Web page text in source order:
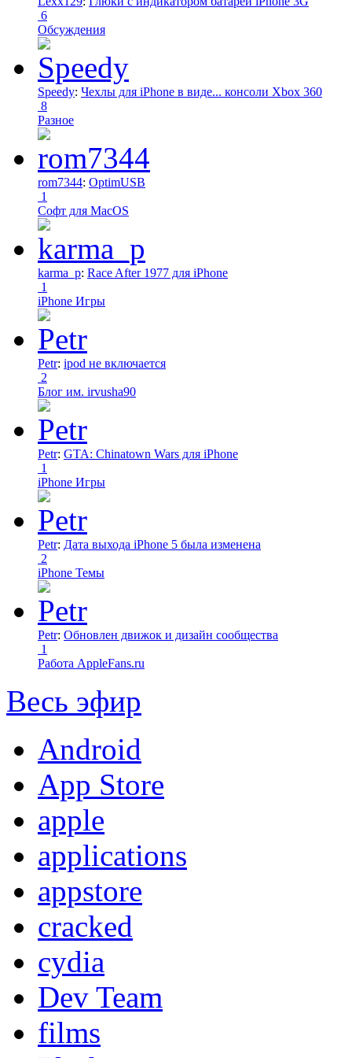
6
Обсуждения
Speedy: Чехлы для iPhone в виде... консоли Xbox 360
8
Разное
rom7344: OptimUSB
1
Софт для MacOS
karma_p: Race After 1977 для iPhone
1
iPhone Игры
Petr: ipod не включается
2
Блог им. irvusha90
Petr: GTA: Chinatown Wars для iPhone
1
iPhone Игры
Petr: Дата выхода iPhone 5 была изменена
2
iPhone Темы
Petr: Обновлен движок и дизайн сообщества
1
Работа AppleFans.ru
Весь эфир
Android
App Store
apple
applications
appstore
cracked
cydia
Dev Team
films